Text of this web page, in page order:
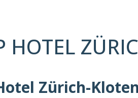
HOTEL
Zürich-Kloten